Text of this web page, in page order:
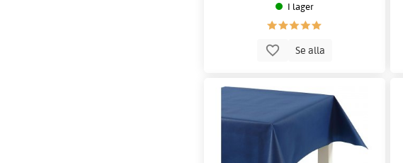
I lager
Se alla